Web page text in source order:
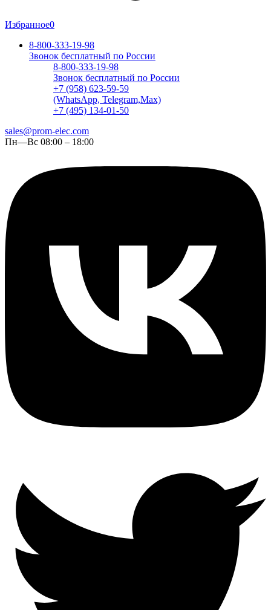
Избранное0
8-800-333-19-98
Звонок бесплатный по России
8-800-333-19-98
Звонок бесплатный по России
+7 (958) 623-59-59
(WhatsApp, Telegram,Max)
+7 (495) 134-01-50
sales@prom-elec.com
Пн—Вс 08:00 – 18:00